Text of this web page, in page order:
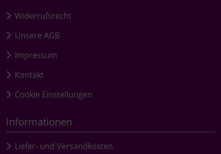
Widerrufsrecht
Unsere AGB
Impressum
Kontakt
Cookie Einstellungen
Informationen
Liefer- und Versandkosten